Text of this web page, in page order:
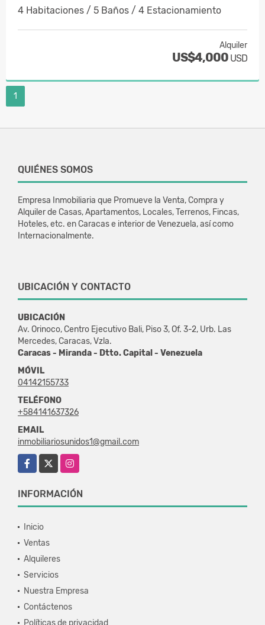
4 Habitaciones / 5 Baños / 4 Estacionamiento
Alquiler
US$4,000 USD
1
QUIÉNES SOMOS
Empresa Inmobiliaria que Promueve la Venta, Compra y
Alquiler de Casas, Apartamentos, Locales, Terrenos, Fincas,
Hoteles, etc. en Caracas e interior de Venezuela, así como
Internacionalmente.
UBICACIÓN Y CONTACTO
UBICACIÓN
Av. Orinoco, Centro Ejecutivo Bali, Piso 3, Of. 3-2, Urb. Las
Mercedes, Caracas, Vzla.
Caracas - Miranda - Dtto. Capital - Venezuela
MÓVIL
04142155733
TELÉFONO
+584141637326
EMAIL
inmobiliariosunidos1@gmail.com
Facebook
Instagram
INFORMACIÓN
Inicio
Ventas
Alquileres
Servicios
Nuestra Empresa
Contáctenos
Políticas de privacidad